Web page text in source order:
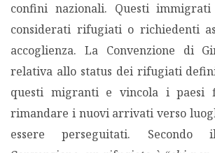
confini nazionali. Questi immigrati
considerati rifugiati o richiedenti
accoglienza. La Convenzione di
relativa allo status dei rifugiati
questi migranti e vincola i paesi
rimandare i nuovi arrivati verso
essere perseguitati.